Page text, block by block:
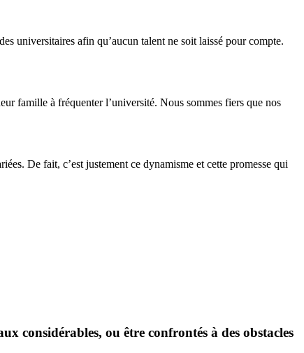
universitaires afin qu’aucun talent ne soit laissé pour compte.
famille à fréquenter l’université. Nous sommes fiers que nos
De fait, c’est justement ce dynamisme et cette promesse qui
considérables, ou être confrontés à des obstacles